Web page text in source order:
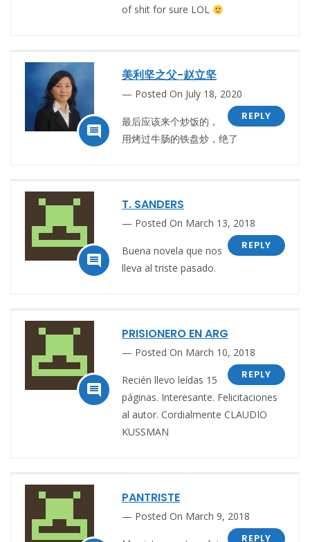
of shit for sure LOL

美利坚之父-赵立坚
Posted On July 18, 2020
REPLY
最后应该来个炒饭的，
用烤过牛肠的铁盘炒，绝了

T. SANDERS
Posted On March 13, 2018
REPLY
Buena novela que nos
lleva al triste pasado.

PRISIONERO EN ARG
Posted On March 10, 2018
REPLY
Recién llevo leídas 15
páginas. Interesante. Felicitaciones
al autor. Cordialmente CLAUDIO
KUSSMAN
PANTRISTE
Posted On March 9, 2018
REPLY